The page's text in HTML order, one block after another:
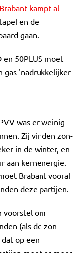
Brabant kampt al
en de
gaan.
en 50PLUS moet
gas 'nadrukkelijker
was er weinig
Zij vinden zon-
in de winter, en
aan kernenergie.
Brabant vooral
deze partijen.
voorstel om
(als de zon
op een